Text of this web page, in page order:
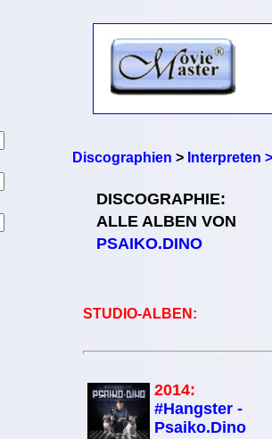
Discographien > Interpreten
DISCOGRAPHIE:
ALLE ALBEN VON
PSAIKO.DINO
STUDIO-ALBEN:
2014:
#Hangster -
Psaiko.Dino